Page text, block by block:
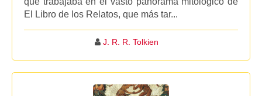
El Libro de los Relatos, que más tar...
J. R. R. Tolkien